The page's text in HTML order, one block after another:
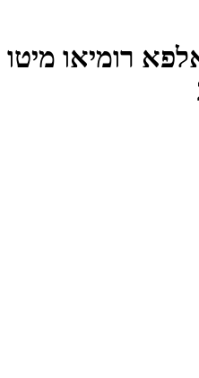
רומיאו מיטו